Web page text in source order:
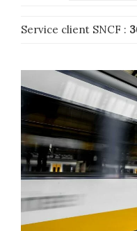
Service client SNCF :